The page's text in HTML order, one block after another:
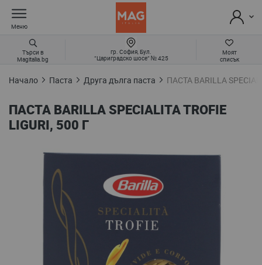
Меню
Търси в
Magitalia.bg
Моят
списък
гр. София, Бул.
“Цариградско шосе“ № 425
Начало Паста Друга дълга паста ПАСТА BARILLA
ПАСТА BARILLA SPECIALITA TROFIE
LIGURI, 500 Г
изображенията